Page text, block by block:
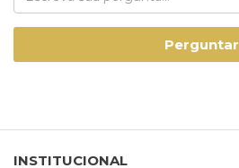
Perguntar
INSTITUCIONAL